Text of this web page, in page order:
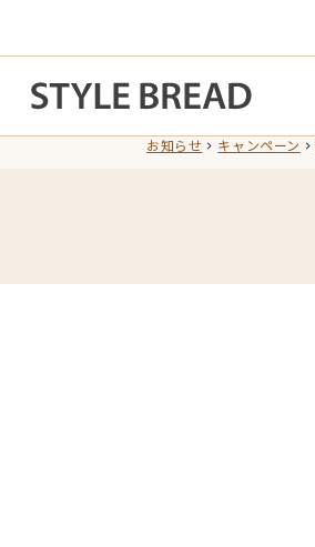
お知らせ キャンペーン